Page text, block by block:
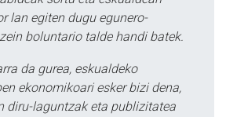
lan egiten dugu egunero-
boluntario talde handi batek.
da gurea, eskualdeko
ekonomikoari esker bizi dena,
diru-laguntzak eta publizitatea